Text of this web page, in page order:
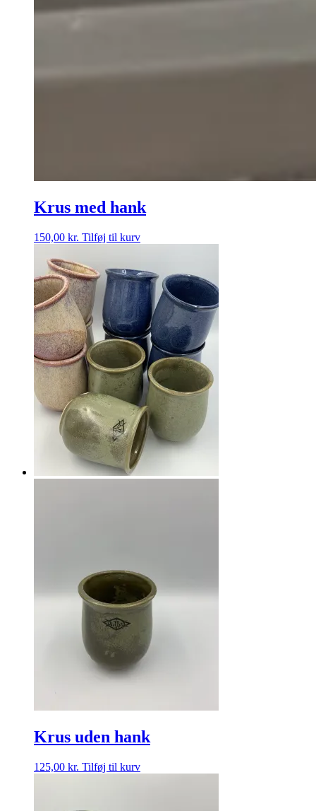
Krus med hank
150,00 kr. Tilføj til kurv
Krus uden hank
125,00 kr. Tilføj til kurv